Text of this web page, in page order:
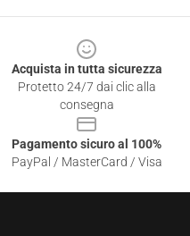
Acquista in tutta sicurezza
Protetto 24/7 dai clic alla
consegna
Pagamento sicuro al 100%
PayPal / MasterCard / Visa